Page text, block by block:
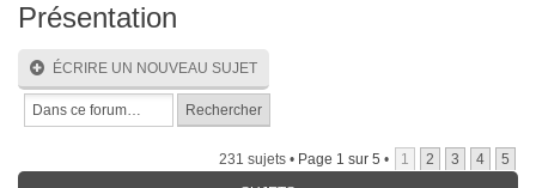
Présentation
ÉCRIRE UN NOUVEAU SUJET
231 sujets • Page 1 sur 5 • 1 2 3 4
5